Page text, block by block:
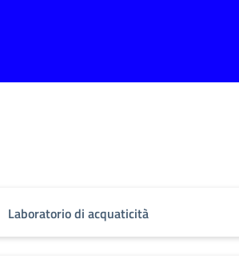
Laboratorio di acquaticità